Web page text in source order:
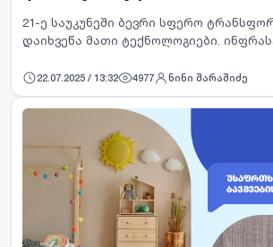
21-ე საუკუნეში ბევრი სფერო
დაიხვეწა მათი ტექნოლოგიები.
ხორცი..&nbsp;ამ ცვლილებების ცენტრში,
ერთ-ერთი წამყვანი სფ…
22.07.2025 / 13:32 4977 ნინი შარაშიძე